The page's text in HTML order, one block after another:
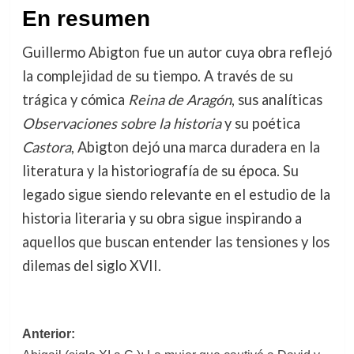
En resumen
Guillermo Abigton fue un autor cuya obra reflejó
la complejidad de su tiempo. A través de su
trágica y cómica Reina de Aragón, sus analíticas
Observaciones sobre la historiay su poética
Castora, Abigton dejó una marca duradera en la
literatura y la historiografía de su época. Su
legado sigue siendo relevante en el estudio de la
historia literaria y su obra sigue inspirando a
aquellos que buscan entender las tensiones y los
dilemas del siglo XVII.
Navegación
Anterior: